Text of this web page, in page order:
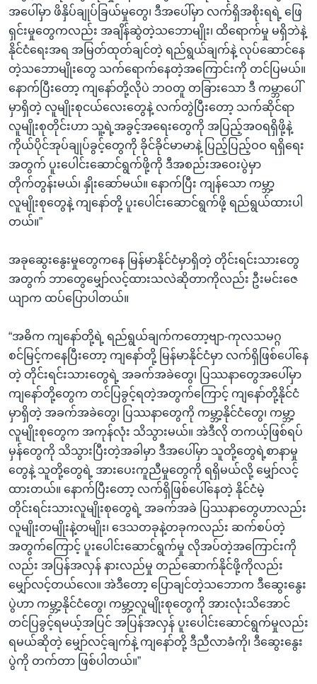
အပေါ်မှာ ဖိနှိပ်ချုပ်ခြယ်မှုတွေ၊ ဒီအပေါ်မှာ လက်ရှိအစိုးရရဲ့ ဖြေ
ရှင်းမှုတွေကလည်း အချိန်ဆွဲတဲ့သဘောမျိုး၊ ထိရောက်မှု မရှိဘဲနဲ့
နိုင်ငံရေးအရ အမြတ်ထုတ်ချင်တဲ့ ရည်ရွယ်ချက်နဲ့ လုပ်ဆောင်နေ
တဲ့သဘောမျိုးတွေ သက်ရောက်နေတဲ့အကြောင်းကို တင်ပြမယ်။
နောက်ပြီးတော့ ကျနော်တို့လိုပဲ ဘဝတူ တခြားသော ဒီ ကမ္ဘာပေါ်
မှာရှိတဲ့ လူမျိုးစုငယ်လေးတွေနဲ့ လက်တွဲပြီးတော့ သက်ဆိုင်ရာ
လူမျိုးစုတိုင်းဟာ သူ့ရဲ့အခွင့်အရေးတွေကို အပြည့်အဝရရှိဖို့နဲ့
ကိုယ်ပိုင်အုပ်ချုပ်ခွင့်တွေကို ခိုင်ခိုင်မာမာနဲ့ ပြည့်ပြည့်ဝဝ ရရှိရေး
အတွက် ပူးပေါင်းဆောင်ရွက်ဖို့ကို ဒီအစည်းအဝေးပွဲမှာ
တိုက်တွန်းမယ်၊ နှိုးဆော်မယ်။ နောက်ပြီး ကျန်သော ကမ္ဘာ့
လူမျိုးစုတွေနဲ့ ကျနော်တို့ ပူးပေါင်းဆောင်ရွက်ဖို့ ရည်ရွယ်ထားပါ
တယ်။”
အခုဆွေးနွေးမှုတွေကနေ မြန်မာနိုင်ငံမှာရှိတဲ့ တိုင်းရင်းသားတွေ
အတွက် ဘာတွေမျှော်လင့်ထားသလဲဆိုတာကိုလည်း ဦးမင်းဇေ
ယျာက ထပ်ပြောပါတယ်။
“အဓိက ကျနော်တို့ရဲ့ ရည်ရွယ်ချက်ကတော့ဗျာ-ကုလသမဂ္ဂ
စင်မြင့်ကနေပြီးတော့ ကျနော်တို့ မြန်မာနိုင်ငံမှာ လက်ရှိဖြစ်ပေါ်နေ
တဲ့ တိုင်းရင်းသားတွေရဲ့ အခက်အခဲတွေ၊ ပြဿနာတွေအပေါ်မှာ
ကျနော်တို့တွေက တင်ပြခွင့်ရတဲ့အတွက်ကြောင့် ကျနော်တို့နိုင်ငံ
မှာရှိတဲ့ အခက်အခဲတွေ၊ ပြဿနာတွေကို ကမ္ဘာ့နိုင်ငံတွေ၊ ကမ္ဘာ့
လူမျိုးစုတွေက အကုန်လုံး သိသွားမယ်။ အဲဒီလို တကယ့်ဖြစ်ရပ်
မှန်တွေကို သိသွားပြီးတဲ့အခါမှာ ဒီအပေါ်မှာ သူတို့တွေရဲ့စာနာမှု
တွေနဲ့ သူတို့တွေရဲ့ အားပေးကူညီမှုတွေကို ရရှိမယ်လို့ မျှော်လင့်
ထားတယ်။ နောက်ပြီးတော့ လက်ရှိဖြစ်ပေါ်နေတဲ့ နိုင်ငံမဲ့
တိုင်းရင်းသားလူမျိုးစုတွေရဲ့ အခက်အခဲ ပြဿနာတွေဟာလည်း
လူမျိုးတမျိုးနဲ့တမျိုး၊ ဒေသတခုနဲ့တခုကလည်း ဆက်စပ်တဲ့
အတွက်ကြောင့် ပူးပေါင်းဆောင်ရွက်မှု လိုအပ်တဲ့အကြောင်းကို
လည်း အပြန်အလှန် နားလည်မှု တည်ဆောက်နိုင်ဖို့ကိုလည်း
မျှော်လင့်တယ်လေ။ အဲဒီတော့ ပြောချင်တဲ့သဘောက ဒီဆွေးနွေး
ပွဲဟာ ကမ္ဘာ့နိုင်ငံတွေ၊ ကမ္ဘာ့လူမျိုးစုတွေကို အားလုံးသိအောင်
တင်ပြခွင့်ရမယ့်အပြင် အပြန်အလှန် ပူးပေါင်းဆောင်ရွက်မှုလည်း
ရမယ်ဆိုတဲ့ မျှော်လင့်ချက်နဲ့ ကျနော်တို့ ဒီညီလာခံကို၊ ဒီဆွေးနွေး
ပွဲကို တက်တာ ဖြစ်ပါတယ်။”